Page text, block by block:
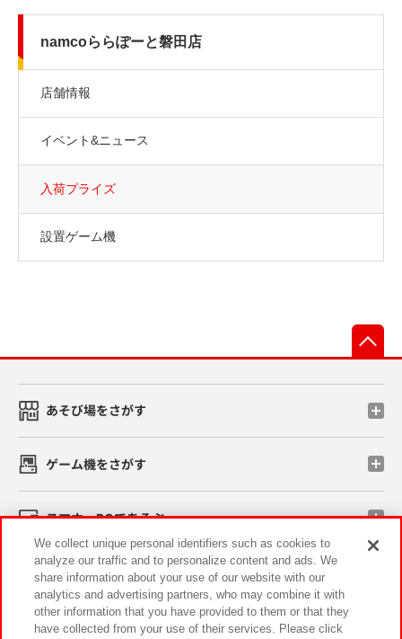
namcoららぽーと磐田店
店舗情報
イベント&ニュース
入荷プライズ
設置ゲーム機
あそび場をさがす
ゲーム機をさがす
スマホ・PCであそぶ
イベント・キャンペーン
We collect unique personal identifiers such as cookies to
analyze our traffic and to personalize content and ads. We
share information about your use of our website with our
analytics and advertising partners, who may combine it with
other information that you have provided to them or that they
have collected from your use of their services. Please click